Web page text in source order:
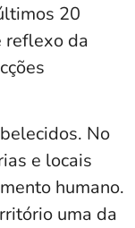
20
reflexo da
No
e locais
humano.
uma da